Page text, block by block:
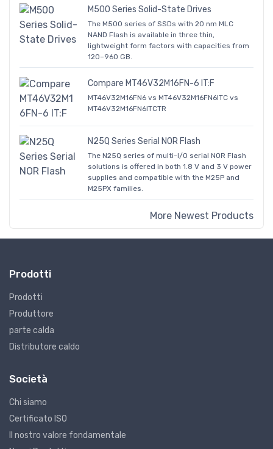
M500 Series Solid-State Drives
The M500 series of SSDs with 20 nm MLC
NAND Flash is available in three thin,
lightweight form factors with capacities from
120–960 GB.
Compare MT46V32M16FN-6 IT:F
MT46V32M16FN6 vs MT46V32M16FN6ITC vs
MT46V32M16FN6ITCTR
N25Q Series Serial NOR Flash
The N25Q series of multi-I/O serial NOR Flash
solutions is offered in both 1.8 V and 3 V power
supplies and compatible with the M25P and
M25PX families.
More Newest Products
Prodotti
Prodotti
Produttore
parte calda
Distributore caldo
Società
Chi siamo
Certificato ISO
Il nostro valore fondamentale